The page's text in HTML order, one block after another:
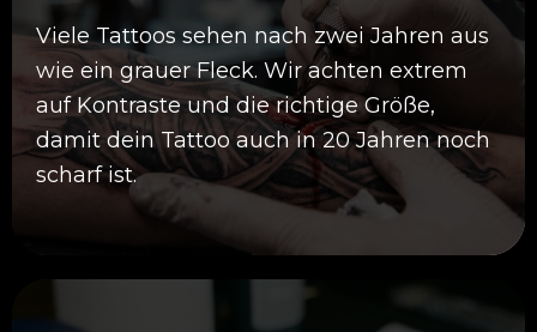
Viele Tattoos sehen nach zwei Jahren aus
wie ein grauer Fleck. Wir achten extrem
auf Kontraste und die richtige Größe,
damit dein Tattoo auch in 20 Jahren noch
scharf ist.